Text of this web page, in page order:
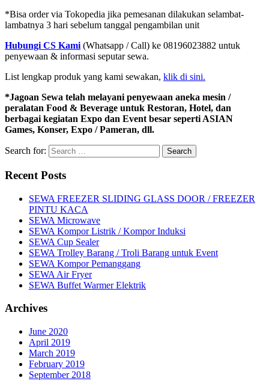
*Bisa order via Tokopedia jika pemesanan dilakukan selambat-
lambatnya 3 hari sebelum tanggal pengambilan unit
Hubungi CS Kami (Whatsapp / Call) ke 08196023882 untuk
penyewaan & informasi seputar sewa.
List lengkap produk yang kami sewakan, klik di sini.
*Jagoan Sewa telah melayani penyewaan aneka mesin /
peralatan Food & Beverage untuk Restoran, Hotel, dan
berbagai kegiatan Expo dan Event besar seperti ASIAN
Games, Konser, Expo / Pameran, dll.
Search for:
Recent Posts
SEWA FREEZER SLIDING GLASS DOOR / FREEZER
PINTU KACA
SEWA Microwave
SEWA Kompor Listrik / Kompor Induksi
SEWA Cup Sealer
SEWA Trolley Barang / Troli Barang untuk Event
SEWA Kompor Pemanggang
SEWA Air Fryer
SEWA Buffet Warmer Elektrik
Archives
June 2020
April 2019
March 2019
February 2019
September 2018